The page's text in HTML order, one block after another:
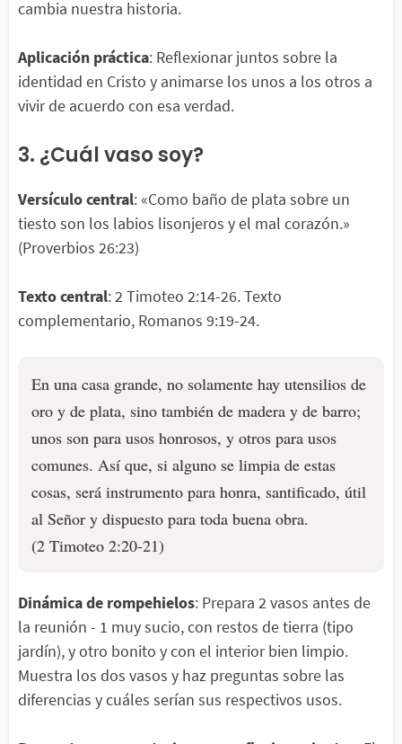
cambia nuestra historia.
Aplicación práctica: Reflexionar juntos sobre la
identidad en Cristo y animarse los unos a los otros a
vivir de acuerdo con esa verdad.
3. ¿Cuál vaso soy?
Versículo central: «Como baño de plata sobre un
tiesto son los labios lisonjeros y el mal corazón.»
(Proverbios 26:23)
Texto central: 2 Timoteo 2:14-26. Texto
complementario, Romanos 9:19-24.
En una casa grande, no solamente hay utensilios de
oro y de plata, sino también de madera y de barro;
unos son para usos honrosos, y otros para usos
comunes. Así que, si alguno se limpia de estas
cosas, será instrumento para honra, santificado, útil
al Señor y dispuesto para toda buena obra.
(2 Timoteo 2:20-21)
Dinámica de rompehielos: Prepara 2 vasos antes de
la reunión - 1 muy sucio, con restos de tierra (tipo
jardín), y otro bonito y con el interior bien limpio.
Muestra los dos vasos y haz preguntas sobre las
diferencias y cuáles serían sus respectivos usos.